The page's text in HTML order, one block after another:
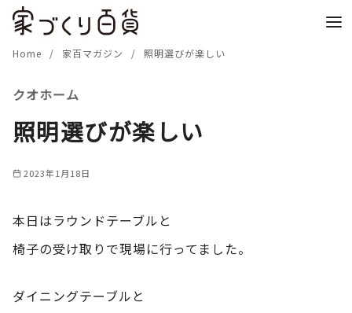
Home 家百マガジン 照明選びが楽しい
クオホーム
照明選びが楽しい
2023年1月18日
本日はラウンドテーブルと
椅子の受け取りで現場に行ってました。
ダイニングテーブルと